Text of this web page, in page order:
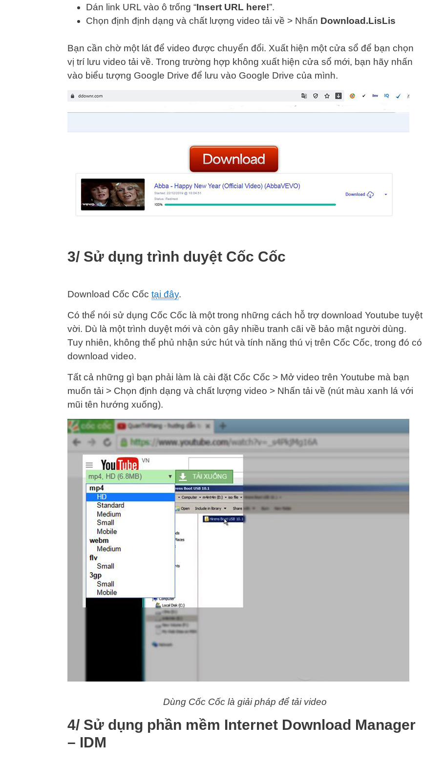
Dán link URL vào ô trống “Insert URL here!”.
Chọn định định dạng và chất lượng video tải về > Nhấn Download.LisLis
Bạn cần chờ một lát để video được chuyển đổi. Xuất hiện một cửa sổ để bạn chọn
vị trí lưu video tải về. Trong trường hợp không xuất hiện cửa sổ mới, bạn hãy nhấn
vào biểu tượng Google Drive để lưu vào Google Drive của mình.
3/ Sử dụng trình duyệt Cốc Cốc
Download Cốc Cốc tại đây.
Có thể nói sử dụng Cốc Cốc là một trong những cách hỗ trợ download Youtube tuyệt
vời. Dù là một trình duyệt mới và còn gây nhiều tranh cãi về bảo mật người dùng.
Tuy nhiên, không thể phủ nhận sức hút và tính năng thú vị trên Cốc Cốc, trong đó có
download video.
Tất cả những gì bạn phải làm là cài đặt Cốc Cốc > Mở video trên Youtube mà bạn
muốn tải > Chọn định dạng và chất lượng video > Nhấn tải về (nút màu xanh lá với
mũi tên hướng xuống).
Dùng Cốc Cốc là giải pháp để tải video
4/ Sử dụng phần mềm Internet Download Manager
– IDM